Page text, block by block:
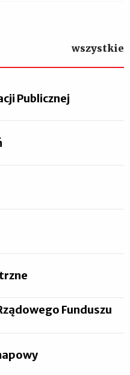
wszystkie
Publicznej
Funduszu